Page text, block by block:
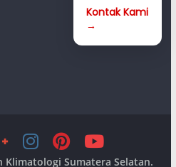
Kontak Kami
→
Klimatologi Sumatera Selatan.